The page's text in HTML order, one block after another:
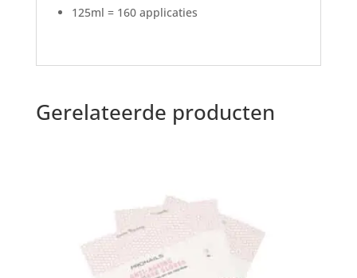
125ml = 160 applicaties
Gerelateerde producten